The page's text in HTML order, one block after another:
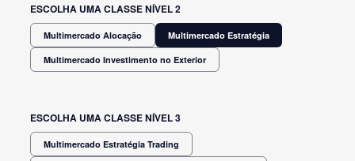
ESCOLHA UMA CLASSE NÍVEL 2
Multimercado Alocação Multimercado Estratégia
Multimercado Investimento no Exterior
ESCOLHA UMA CLASSE NÍVEL 3
Multimercado Estratégia Trading